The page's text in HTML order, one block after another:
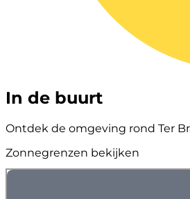
In de buurt
Ontdek de omgeving rond Ter
Zonnegrenzen bekijken